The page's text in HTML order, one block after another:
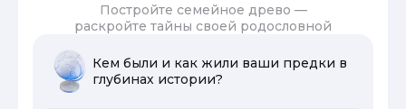
Постройте семейное древо —
раскройте тайны своей родословной
Кем были и как жили ваши предки в
глубинах истории?